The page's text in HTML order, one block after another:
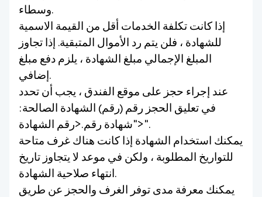
وسطاء.
إذا كانت تكلفة الخدمات أقل من القيمة الاسمية
للشهادة ، فلن يتم رد الأموال المتبقية. إذا تجاوز
المبلغ الإجمالي مبلغ الشهادة ، يلزم دفع مبلغ
إضافي.
عند إجراء حجز على موقع الفندق ، يجب أن تحدد
في تعليق الحجز رقم (رقم) الشهادة الصالحة:
"شهادة رقم.<رقم الشهادة>".
يمكنك استخدام الشهادة إذا كانت هناك غرف متاحة
للتواريخ المطلوبة ، ولكن في موعد لا يتجاوز تاريخ
انتهاء صلاحية الشهادة.
يمكنك معرفة مدى توفر الغرف والحجز عن طريق